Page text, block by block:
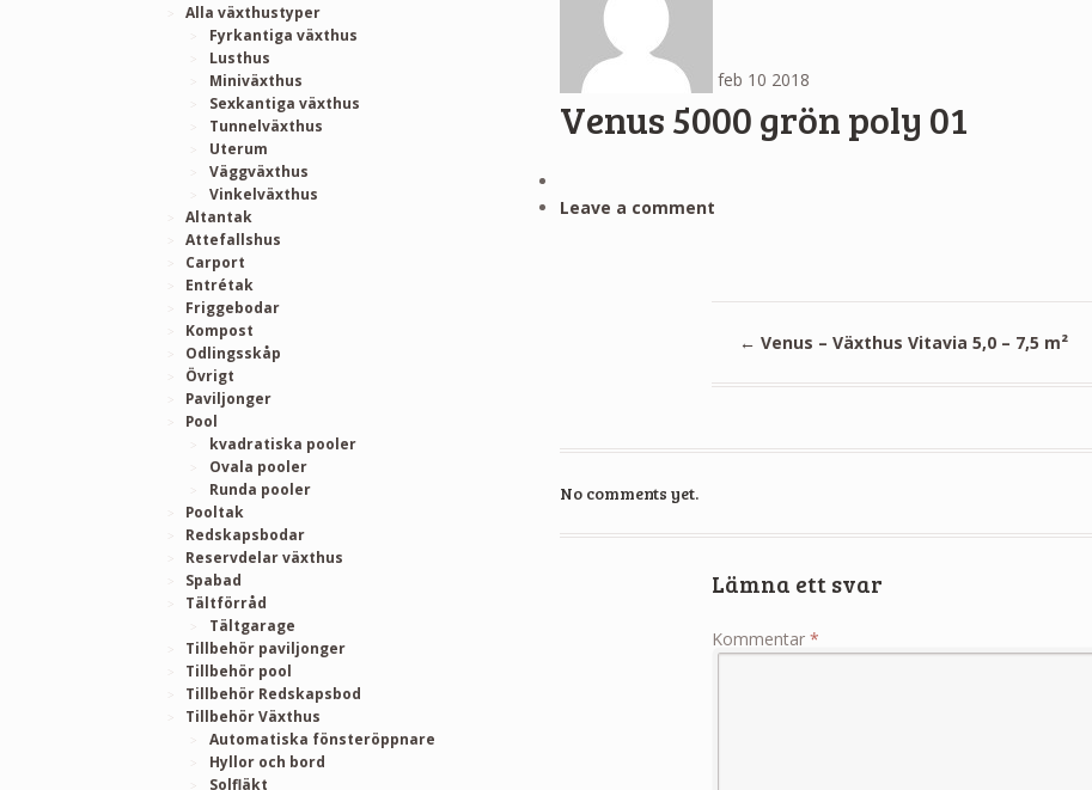
feb 10 2018
Venus 5000 grön poly 01
Leave a comment
← Venus – Växthus Vitavia 5,0 – 7,5 m²
No comments yet.
Lämna ett svar
Kommentar*
Alla växthustyper
Fyrkantiga växthus
Lusthus
Miniväxthus
Sexkantiga växthus
Tunnelväxthus
Uterum
Väggväxthus
Vinkelväxthus
Altantak
Attefallshus
Carport
Entrétak
Friggebodar
Kompost
Odlingsskåp
Övrigt
Paviljonger
Pool
kvadratiska pooler
Ovala pooler
Runda pooler
Pooltak
Redskapsbodar
Reservdelar växthus
Spabad
Tältförråd
Tältgarage
Tillbehör paviljonger
Tillbehör pool
Tillbehör Redskapsbod
Tillbehör Växthus
Automatiska fönsteröppnare
Hyllor och bord
Solfläkt